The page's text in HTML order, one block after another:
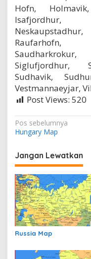
Hofn,
Isafjordhur,
Raufarhofn,
Saudharkrokur,
Siglufjordhur,
Sudhavik,
Vestmannaeyjar,
Post Views: 520
N
a
v
i
g
a
s
i
p
o
Pos sebelumnya
Hungary Map
Jangan Lewatkan
Russia Map